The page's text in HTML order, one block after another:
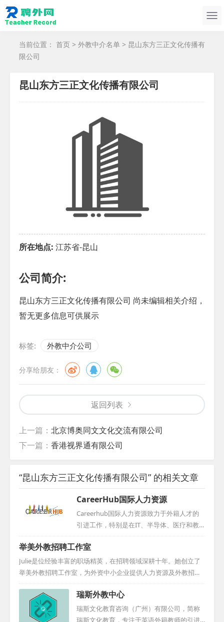
当前位置： 首页 > 外教中介名单 > 昆山东方三正文化传播有
限公司
昆山东方三正文化传播有限公司
所在地点: 江苏省-昆山
公司简介:
昆山东方三正文化传播有限公司 尚未编辑相关介绍，
暂无更多信息可供展示
标签: 外教中介公司
分享给朋友：
返回列表
上一篇： 北京博奥同文文化交流有限公司
下一篇： 香港视界通有限公司
“昆山东方三正文化传播有限公司” 的相关文章
CareerHub国际人力资源
Careerhub国际人力资源致力于外籍人才的
引进工作，特别是在IT、半导体、医疗和教
育领域拥有丰富的经验。公司在北京、厦
门、台湾和石家庄等地均设有分公司，其中
石家庄分公司更是荣获市外专局颁发的2020
年度引智工作站称号。...
举美外教招聘工作室
Julie是位经验丰富的职场精英，在招聘领域深耕十年。她创立了
举美外教招聘工作室，为外资中小企业提供人力资源及外教招聘
的专业咨询。此前，她加入美国各州在华中心，为欲入华的美国
企业招聘人才。她还曾服务于荷兰的International Top Talent，
担任项目经理，为荷兰机构和企业招募中国人才。Julie还曾在Sta
nton Chase担任总监，并在美国凤凰城的私募基金工作。她还曾
瑞斯外教中心
瑞斯文化教育咨询（广州）有限公司，简称
瑞斯文化教育，专注于英语外籍教师的引进